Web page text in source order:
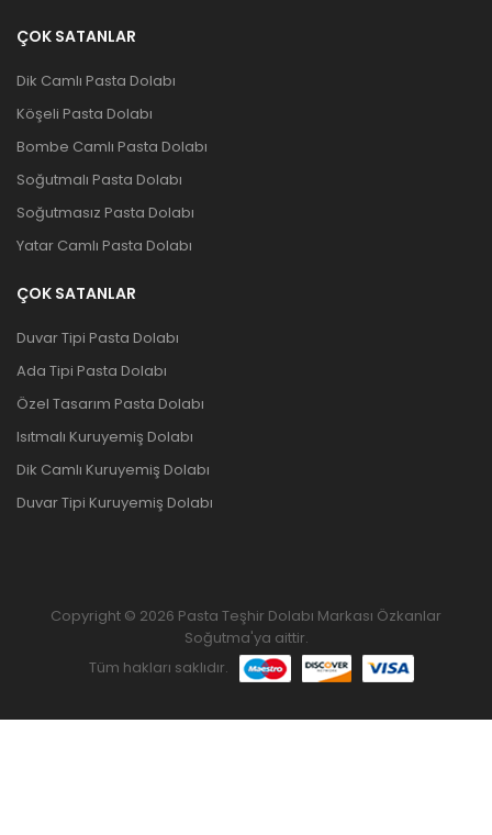
ÇOK SATANLAR
Dik Camlı Pasta Dolabı
Köşeli Pasta Dolabı
Bombe Camlı Pasta Dolabı
Soğutmalı Pasta Dolabı
Soğutmasız Pasta Dolabı
Yatar Camlı Pasta Dolabı
ÇOK SATANLAR
Duvar Tipi Pasta Dolabı
Ada Tipi Pasta Dolabı
Özel Tasarım Pasta Dolabı
Isıtmalı Kuruyemiş Dolabı
Dik Camlı Kuruyemiş Dolabı
Duvar Tipi Kuruyemiş Dolabı
Copyright © 2026 Pasta Teşhir Dolabı Markası Özkanlar
Soğutma'ya aittir.
Tüm hakları saklıdır.